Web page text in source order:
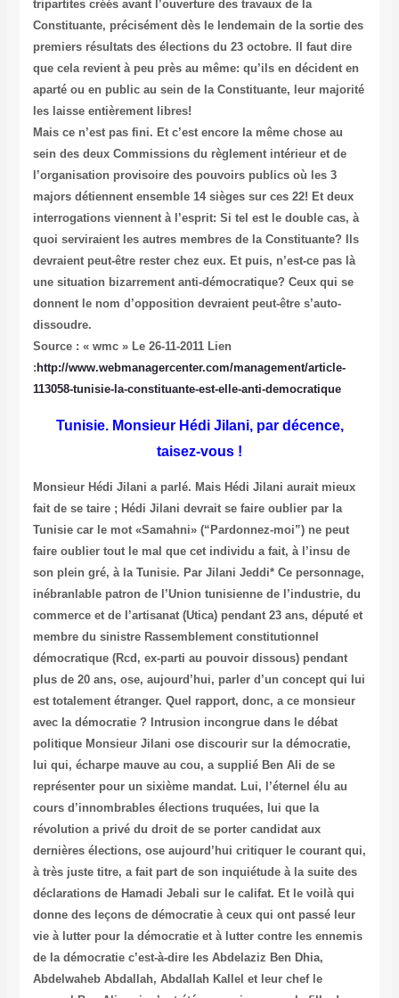
tripartites créés avant l’ouverture des travaux de la
Constituante, précisément dès le lendemain de la sortie des
premiers résultats des élections du 23 octobre. Il faut dire
que cela revient à peu près au même: qu’ils en décident en
aparté ou en public au sein de la Constituante, leur majorité
les laisse entièrement libres!
Mais ce n’est pas fini. Et c’est encore la même chose au
sein des deux Commissions du règlement intérieur et de
l’organisation provisoire des pouvoirs publics où les 3
majors détiennent ensemble 14 sièges sur ces 22! Et deux
interrogations viennent à l’esprit: Si tel est le double cas, à
quoi serviraient les autres membres de la Constituante? Ils
devraient peut-être rester chez eux. Et puis, n’est-ce pas là
une situation bizarrement anti-démocratique? Ceux qui se
donnent le nom d’opposition devraient peut-être s’auto-
dissoudre.
Source : « wmc » Le 26-11-2011Lien
: http://www.webmanagercenter.com/management/article-
113058-tunisie-la-constituante-est-elle-anti-democratique
Tunisie. Monsieur Hédi Jilani, par décence,
taisez-vous !
Monsieur Hédi Jilani a parlé. Mais Hédi Jilani aurait mieux
fait de se taire ; Hédi Jilani devrait se faire oublier par la
Tunisie car le mot «Samahni» (“Pardonnez-moi”) ne peut
faire oublier tout le mal que cet individu a fait, à l’insu de
son plein gré, à la Tunisie. Par Jilani Jeddi* Ce personnage,
inébranlable patron de l’Union tunisienne de l’industrie, du
commerce et de l’artisanat (Utica) pendant 23 ans, député et
membre du sinistre Rassemblement constitutionnel
démocratique (Rcd, ex-parti au pouvoir dissous) pendant
plus de 20 ans, ose, aujourd’hui, parler d’un concept qui lui
est totalement étranger. Quel rapport, donc, a ce monsieur
avec la démocratie ? Intrusion incongrue dans le débat
politique Monsieur Jilani ose discourir sur la démocratie,
lui qui, écharpe mauve au cou, a supplié Ben Ali de se
représenter pour un sixième mandat. Lui, l’éternel élu au
cours d’innombrables élections truquées, lui que la
révolution a privé du droit de se porter candidat aux
dernières élections, ose aujourd’hui critiquer le courant qui,
à très juste titre, a fait part de son inquiétude à la suite des
déclarations de Hamadi Jebali sur le califat. Et le voilà qui
donne des leçons de démocratie à ceux qui ont passé leur
vie à lutter pour la démocratie et à lutter contre les ennemis
de la démocratie c’est-à-dire les Abdelaziz Ben Dhia,
Abdelwaheb Abdallah, Abdallah Kallel et leur chef le